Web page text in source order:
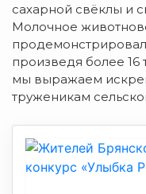
сахарной свёклы и
Молочное
произведя более 16
мы выражаем
труженикам